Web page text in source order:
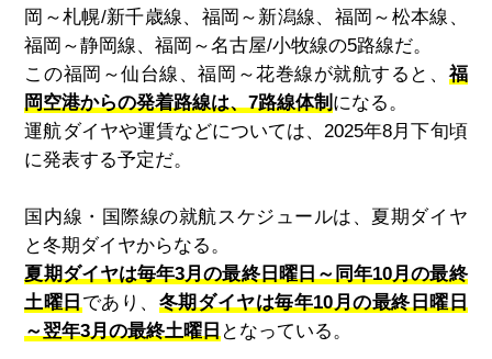
岡～札幌/新千歳線、福岡～新潟線、福岡～松本線、
福岡～静岡線、福岡～名古屋/小牧線の5路線だ。
この福岡～仙台線、福岡～花巻線が就航すると、福
岡空港からの発着路線は、7路線体制 になる。
運航ダイヤや運賃などについては、 2025年8月下旬頃
に発表する予定だ。
国内線・国際線の就航スケジュールは、夏期ダイヤ
と冬期ダイヤからなる。
夏期ダイヤは毎年3月の最終日曜日～同年10月の最終
土曜日 であり、 冬期ダイヤは毎年10月の最終日曜日
～翌年3月の最終土曜日 となっている。